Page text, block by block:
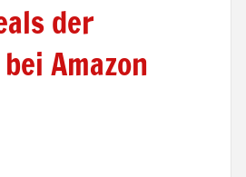
der
Amazon